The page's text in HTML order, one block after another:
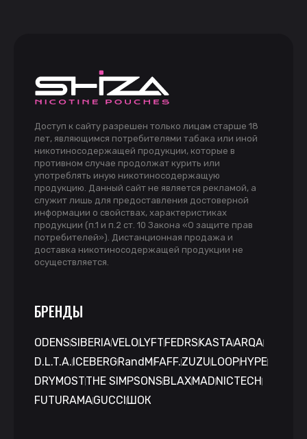
Доступ к сайту разрешен только лицам старше 18
лет, являющимся потребителями табака или иной
никотиносодержащей продукции, которые в
противном случае продолжат курить или
употреблять иную никотиносодержащую
продукцию. Данный сайт не является рекламой, а
служит лишь для предоставления достоверной
информации о свойствах, характеристиках
продукции (п.1 и п.2 ст. 10 Закона «О защите прав
потребителей»). Дистанционная продажа и
доставка никотиносодержащей продукции не
осуществляется.
БРЕНДЫ
ODENSSIBERIAVELO LYFT FEDRS KASTAARQA
D.L.T.A. ICEBERG RandM FAFF.ZUZU LOOPHYPE
DRYMOSTTHE SIMPSONS BLAXMAD NICTECH
FUTURAMAGUCCI ШОК